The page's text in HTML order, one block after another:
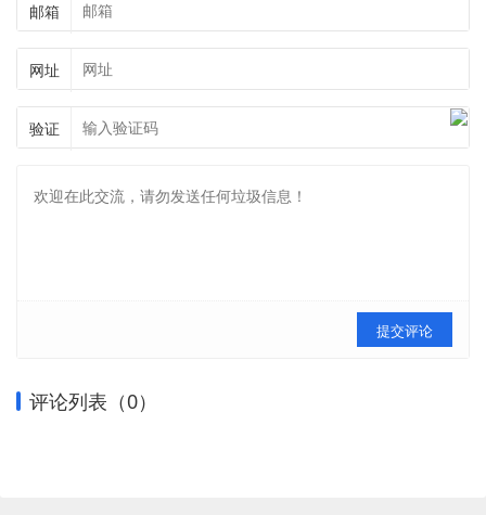
邮箱
网址
验证
提交评论
评论列表（0）